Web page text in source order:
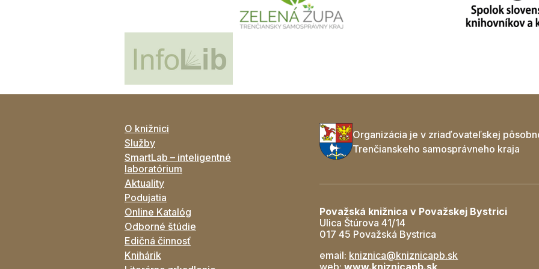
O knižnici
Služby
SmartLab – inteligentné
laboratórium
Aktuality
Podujatia
Online Katalóg
Odborné štúdie
Edičná činnosť
Knihárik
Organizácia je v zriaďovateľskej
Trenčianskeho samosprávneho kraja
Považská knižnica v Považskej Bystrici
Ulica Štúrova 41/14
017 45 Považská Bystrica
email: kniznica@kniznicapb.sk